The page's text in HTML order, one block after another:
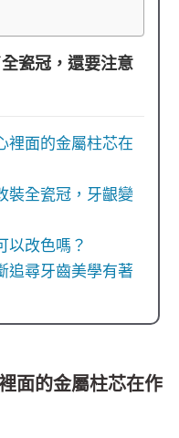
瓷冠，還要注意
裡面的金屬柱芯在
裝全瓷冠，牙齦變
以改色嗎？
追尋牙齒美學有著
面的金屬柱芯在作